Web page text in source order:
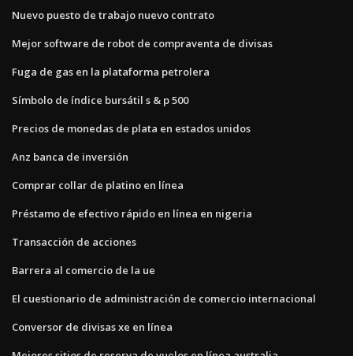
Nuevo puesto de trabajo nuevo contrato
Mejor software de robot de compraventa de divisas
Fuga de gas en la plataforma petrolera
Símbolo de índice bursátil s & p 500
Precios de monedas de plata en estados unidos
Anz banca de inversión
Comprar collar de platino en línea
Préstamo de efectivo rápido en línea en nigeria
Transacción de acciones
Barrera al comercio de la ue
El cuestionario de administración de comercio internacional
Conversor de divisas xe en línea